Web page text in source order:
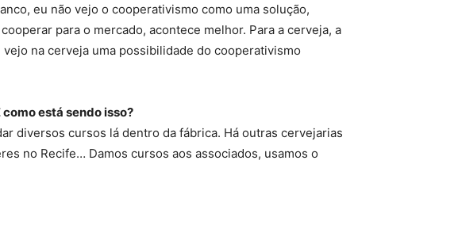
eu não vejo o cooperativismo como uma solução,
para o mercado, acontece melhor. Para a cerveja, a
na cerveja uma possibilidade do cooperativismo
está sendo isso?
diversos cursos lá dentro da fábrica. Há outras cervejarias
no Recife… Damos cursos aos associados, usamos o